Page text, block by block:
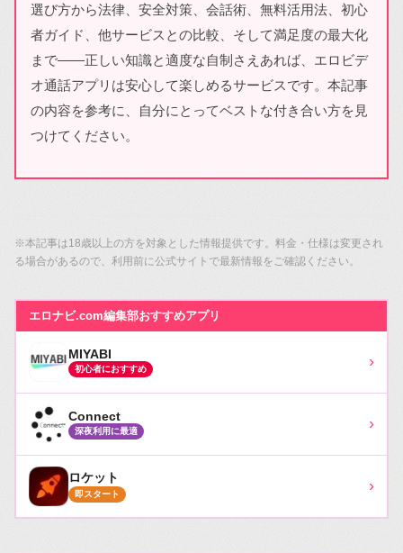
選び方から法律、安全対策、会話術、無料活用法、初心
者ガイド、他サービスとの比較、そして満足度の最大化
まで――正しい知識と適度な自制さえあれば、エロビデ
オ通話アプリは安心して楽しめるサービスです。本記事
の内容を参考に、自分にとってベストな付き合い方を見
つけてください。
※本記事は18歳以上の方を対象とした情報提供です。料金・仕様は変更され
る場合があるので、利用前に公式サイトで最新情報をご確認ください。
エロナビ.com編集部おすすめアプリ
MIYABI
初心者におすすめ ›
Connect
深夜利用に最適 ›
ロケット
即スタート ›